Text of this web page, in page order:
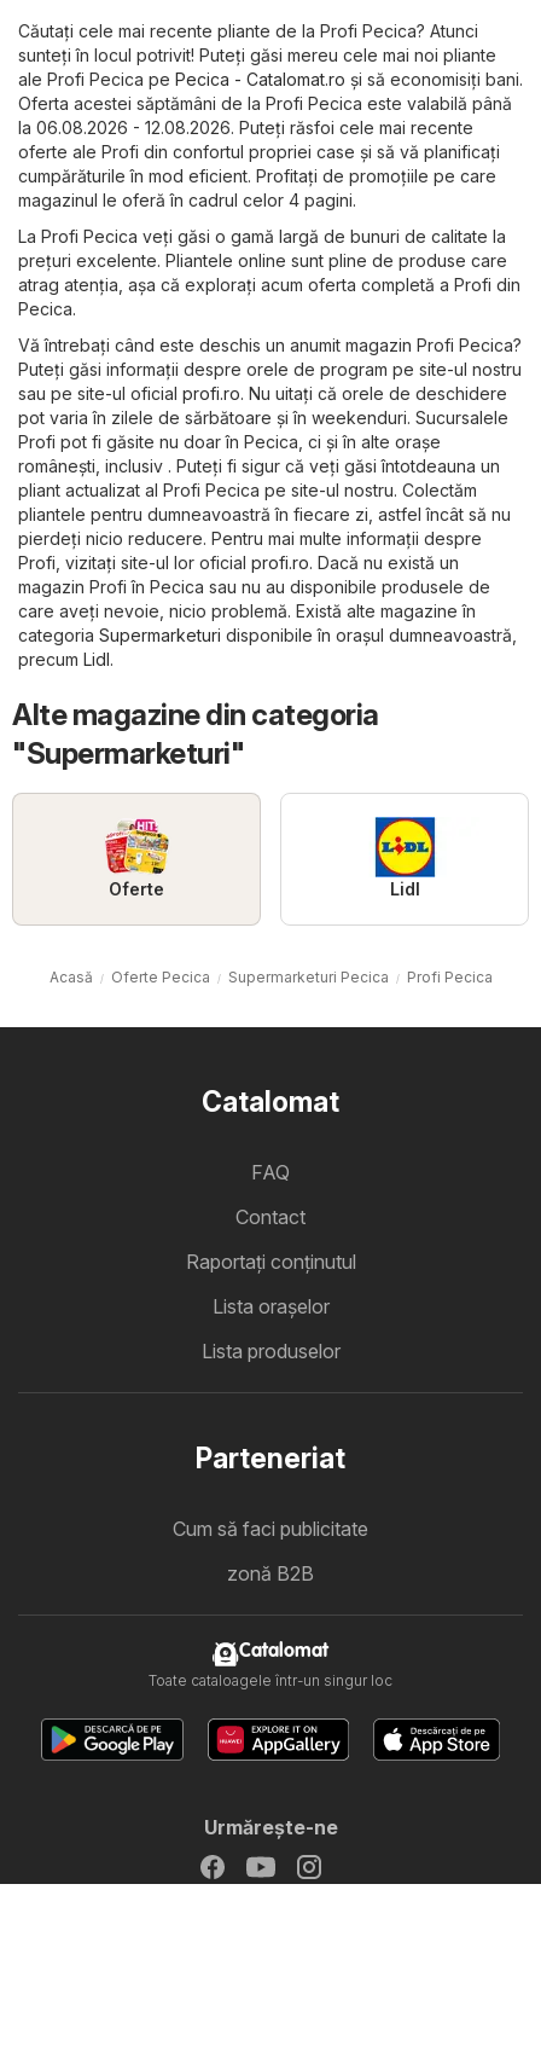
Căutați cele mai recente pliante de la Profi Pecica? Atunci
sunteți în locul potrivit! Puteți găsi mereu cele mai noi pliante
ale Profi Pecica pe Pecica - Catalomat.ro și să economisiți bani.
Oferta acestei săptămâni de la Profi Pecica este valabilă până
la 06.08.2026 - 12.08.2026. Puteți răsfoi cele mai recente
oferte ale Profi din confortul propriei case și să vă planificați
cumpărăturile în mod eficient. Profitați de promoțiile pe care
magazinul le oferă în cadrul celor 4 pagini.
La Profi Pecica veți găsi o gamă largă de bunuri de calitate la
prețuri excelente. Pliantele online sunt pline de produse care
atrag atenția, așa că explorați acum oferta completă a Profi din
Pecica.
Vă întrebați când este deschis un anumit magazin Profi Pecica?
Puteți găsi informații despre orele de program pe site-ul nostru
sau pe site-ul oficial profi.ro. Nu uitați că orele de deschidere
pot varia în zilele de sărbătoare și în weekenduri. Sucursalele
Profi pot fi găsite nu doar în Pecica, ci și în alte orașe
românești, inclusiv . Puteți fi sigur că veți găsi întotdeauna un
pliant actualizat al Profi Pecica pe site-ul nostru. Colectăm
pliantele pentru dumneavoastră în fiecare zi, astfel încât să nu
pierdeți nicio reducere. Pentru mai multe informații despre
Profi, vizitați site-ul lor oficial profi.ro. Dacă nu există un
magazin Profi în Pecica sau nu au disponibile produsele de
care aveți nevoie, nicio problemă. Există alte magazine în
categoria Supermarketuri disponibile în orașul dumneavoastră,
precum Lidl.
Alte magazine din categoria
"Supermarketuri"
Oferte Lidl
Acasă Oferte Pecica Supermarketuri Pecica Profi Pecica
Catalomat
FAQ
Contact
Raportați conținutul
Lista oraşelor
Lista produselor
Parteneriat
Cum să faci publicitate
zonă B2B
Catalomat
Toate cataloagele într-un singur loc
Urmăreşte-ne